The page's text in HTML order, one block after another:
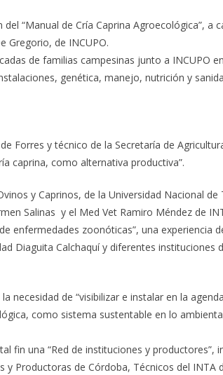
“Manual de Cría Caprina Agroecológica”, a
Gregorio, de INCUPO.
de familias campesinas junto a INCUPO
genética, manejo, nutrición y
Forres y técnico de la Secretaría de
caprina, como alternativa productiva”.
y Caprinos, de la Universidad Nacional de
Salinas y el Med Vet Ramiro Méndez de
enfermedades zoonóticas”, una experiencia
Diaguita Calchaquí y diferentes instituciones
necesidad de “visibilizar e instalar en la
como sistema sustentable en lo
fin una “Red de instituciones y productores”,
y Productoras de Córdoba, Técnicos del INTA